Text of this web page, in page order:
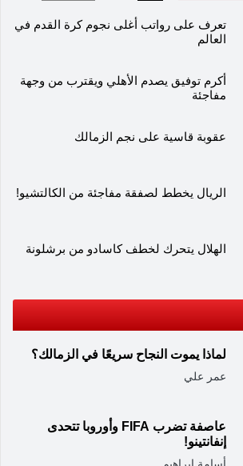
تعرف على رواتب أغلى نجوم كرة القدم في
العالم
أكرم توفيق يصدم الأهلي ويقترب من وجهة
مفاجئة
عقوبة قاسية على نجم الزمالك
الريال يخطط لصفقة مفاجئة من الكالتشيو!
الهلال يتحرك لخطف كاسادو من برشلونة
لماذا يموت النجاح سريعًا في الزمالك؟
عمر علي
عاصفة تضرب FIFA وأوروبا تتحدى
إنفانتينو!